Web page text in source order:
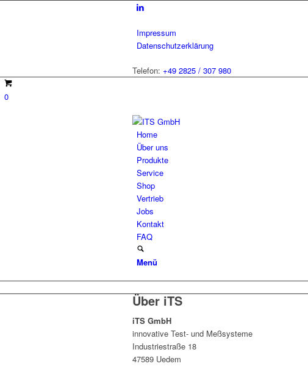
Impressum
Datenschutzerklärung
Telefon: +49 2825 / 307 980
0
Home
Über uns
Produkte
Service
Shop
Vertrieb
Jobs
Kontakt
FAQ
Menü
Über iTS
iTS GmbH
innovative Test- und Meßsysteme
Industriestraße 18
47589 Uedem